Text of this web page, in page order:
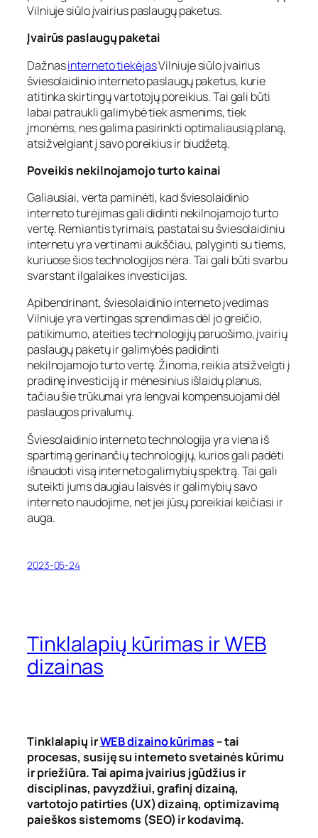
Vilniuje siūlo įvairius paslaugų paketus.
Įvairūs paslaugų paketai
Dažnasinterneto tiekėjasVilniuje siūlo įvairius
šviesolaidinio interneto paslaugų paketus, kurie
atitinka skirtingų vartotojų poreikius. Tai gali būti
labai patraukli galimybė tiek asmenims, tiek
įmonėms, nes galima pasirinkti optimaliausią planą,
atsižvelgiant į savo poreikius ir biudžetą.
Poveikis nekilnojamojo turto kainai
Galiausiai, verta paminėti, kad šviesolaidinio
interneto turėjimas gali didinti nekilnojamojo turto
vertę. Remiantis tyrimais, pastatai su šviesolaidiniu
internetu yra vertinami aukščiau, palyginti su tiems,
kuriuose šios technologijos nėra. Tai gali būti svarbu
svarstant ilgalaikes investicijas.
Apibendrinant, šviesolaidinio interneto įvedimas
Vilniuje yra vertingas sprendimas dėl jo greičio,
patikimumo, ateities technologijų paruošimo, įvairių
paslaugų paketų ir galimybės padidinti
nekilnojamojo turto vertę. Žinoma, reikia atsižvelgti į
pradinę investiciją ir mėnesinius išlaidų planus,
tačiau šie trūkumai yra lengvai kompensuojami dėl
paslaugos privalumų.
Šviesolaidinio interneto technologija yra viena iš
spartimą gerinančių technologijų, kurios gali padėti
išnaudoti visą interneto galimybių spektrą. Tai gali
suteikti jums daugiau laisvės ir galimybių savo
interneto naudojime, net jei jūsų poreikiai keičiasi ir
auga.
2023-05-24
Tinklalapių kūrimas ir WEB
dizainas
Tinklalapių irWEB dizaino kūrimas– tai
procesas, susiję su interneto svetainės kūrimu
ir priežiūra. Tai apima įvairius įgūdžius ir
disciplinas, pavyzdžiui, grafinį dizainą,
vartotojo patirties (UX) dizainą, optimizavimą
paieškos sistemoms (SEO) ir kodavimą.